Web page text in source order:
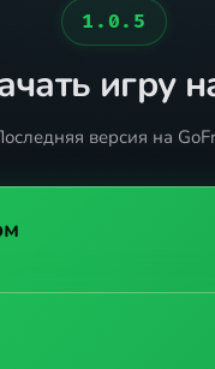
1.0.5
игру
версия на